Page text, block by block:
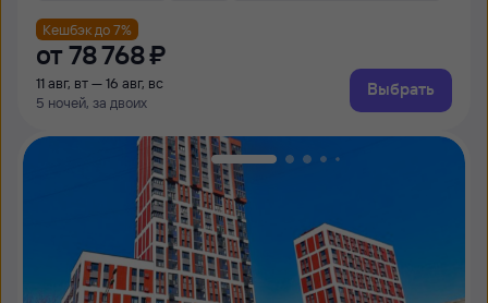
Кешбэк до 7%
от 78 ⁠768 ⁠₽
11 авг, вт — 16 авг, вс
5 ночей, за двоих
Выбрать